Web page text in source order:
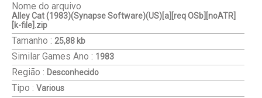
Nome do arquivo
Alley Cat (1983)(Synapse Software)(US)[a][req OSb][noATR]
[k-file].zip
Tamanho : 25,88 kb
Similar Games Ano : 1983
Região : Desconhecido
Tipo : Various